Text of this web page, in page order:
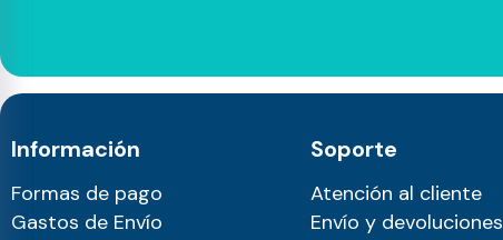
Información
Formas de pago
Gastos de Envío
Soporte
Atención al cliente
Envío y devoluciones